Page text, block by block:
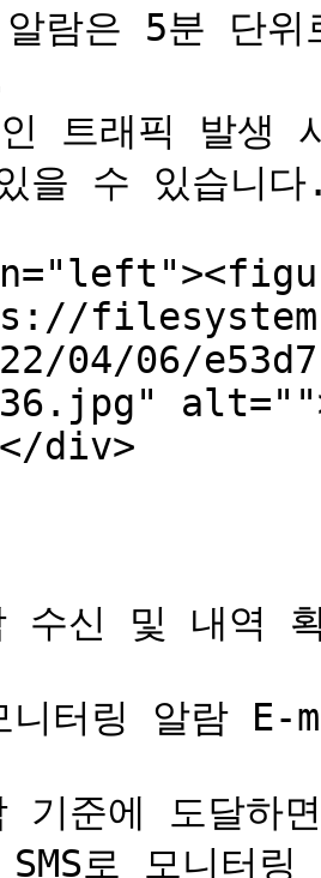
을 수 있습니
04/06/
div>
신 및 내역
터링 알람 E-
기준에 도달하
로 모니터링